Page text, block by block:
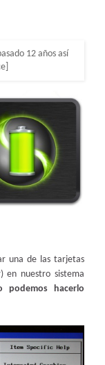
12 años así
una de las tarjetas
en nuestro sistema
hacerlo